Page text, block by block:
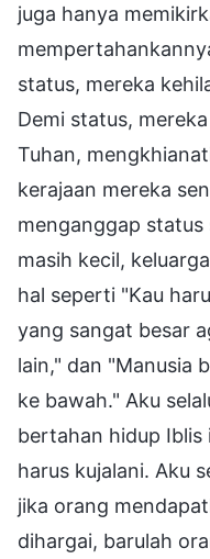
juga hanya
status, mereka
Demi status,
Tuhan,
kerajaan mereka
menganggap
masih kecil,
hal seperti "Kau
yang sangat besar
lain," dan "Manusia
ke bawah." Aku
bertahan hidup Iblis
harus kujalani. Aku
jika orang
dihargai, barulah